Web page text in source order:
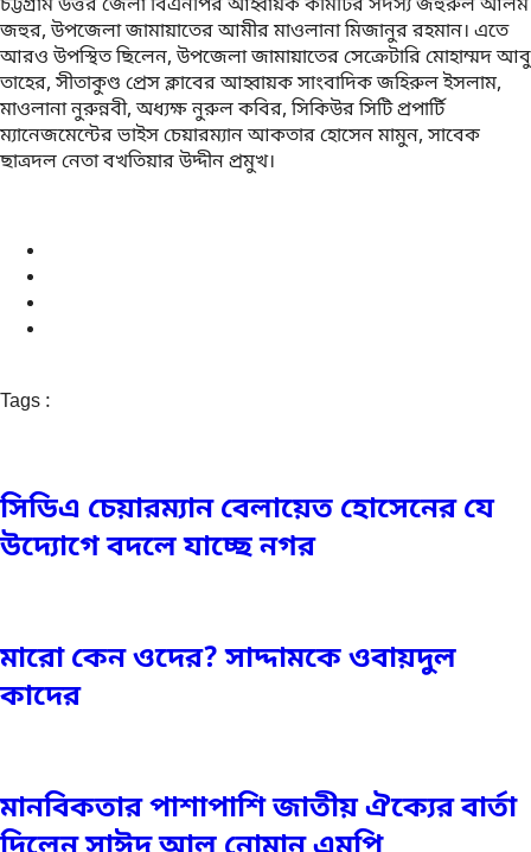
চট্টগ্রাম উত্তর জেলা বিএনপির আহ্বায়ক কমিটির সদস্য জহুরুল আলম
জহুর, উপজেলা জামায়াতের আমীর মাওলানা মিজানুর রহমান। এতে
আরও উপস্থিত ছিলেন, উপজেলা জামায়াতের সেক্রেটারি মোহাম্মদ আবু
তাহের, সীতাকুণ্ড প্রেস ক্লাবের আহ্বায়ক সাংবাদিক জহিরুল ইসলাম,
মাওলানা নুরুন্নবী, অধ্যক্ষ নুরুল কবির, সিকিউর সিটি প্রপার্টি
ম্যানেজমেন্টের ভাইস চেয়ারম্যান আকতার হোসেন মামুন, সাবেক
ছাত্রদল নেতা বখতিয়ার উদ্দীন প্রমুখ।
Tags :
সিডিএ চেয়ারম্যান বেলায়েত হোসেনের যে
উদ্যোগে বদলে যাচ্ছে নগর
মারো কেন ওদের? সাদ্দামকে ওবায়দুল
কাদের
মানবিকতার পাশাপাশি জাতীয় ঐক্যের বার্তা